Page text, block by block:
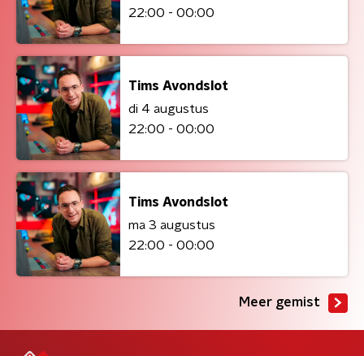
22:00 - 00:00
Tims Avondslot
di 4 augustus
22:00 - 00:00
Tims Avondslot
ma 3 augustus
22:00 - 00:00
Meer gemist